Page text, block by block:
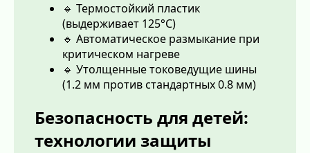
🔹 Термостойкий пластик
(выдерживает 125°C)
🔹 Автоматическое размыкание при
критическом нагреве
🔹 Утолщенные токоведущие шины
(1.2 мм против стандартных 0.8 мм)
Безопасность для детей:
технологии защиты